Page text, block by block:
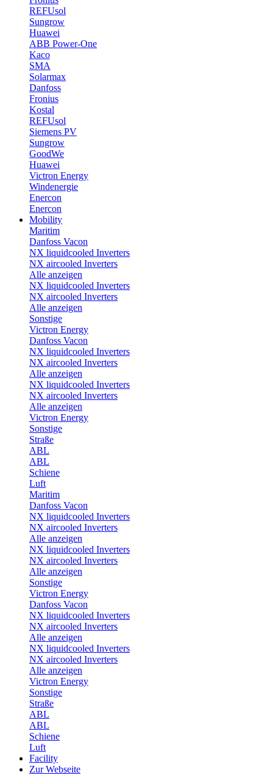
REFUsol
Sungrow
Huawei
ABB Power-One
Kaco
SMA
Solarmax
Danfoss
Fronius
Kostal
REFUsol
Siemens PV
Sungrow
GoodWe
Huawei
Victron Energy
Windenergie
Enercon
Enercon
Mobility
Maritim
Danfoss Vacon
NX liquidcooled Inverters
NX aircooled Inverters
Alle anzeigen
NX liquidcooled Inverters
NX aircooled Inverters
Alle anzeigen
Sonstige
Victron Energy
Danfoss Vacon
NX liquidcooled Inverters
NX aircooled Inverters
Alle anzeigen
NX liquidcooled Inverters
NX aircooled Inverters
Alle anzeigen
Victron Energy
Sonstige
Straße
ABL
ABL
Schiene
Luft
Maritim
Danfoss Vacon
NX liquidcooled Inverters
NX aircooled Inverters
Alle anzeigen
NX liquidcooled Inverters
NX aircooled Inverters
Alle anzeigen
Sonstige
Victron Energy
Danfoss Vacon
NX liquidcooled Inverters
NX aircooled Inverters
Alle anzeigen
NX liquidcooled Inverters
NX aircooled Inverters
Alle anzeigen
Victron Energy
Sonstige
Straße
ABL
ABL
Schiene
Luft
Facility
Zur Webseite